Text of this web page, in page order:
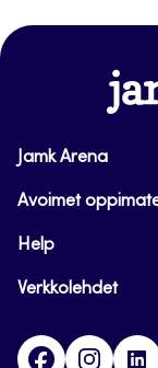
Jamk Arena
Avoimet
Help
Verkkolehdet
Facebook